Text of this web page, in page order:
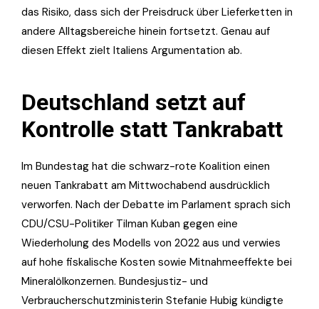
das Risiko, dass sich der Preisdruck über Lieferketten in
andere Alltagsbereiche hinein fortsetzt. Genau auf
diesen Effekt zielt Italiens Argumentation ab.
Deutschland setzt auf
Kontrolle statt Tankrabatt
Im Bundestag hat die schwarz-rote Koalition einen
neuen Tankrabatt am Mittwochabend ausdrücklich
verworfen. Nach der Debatte im Parlament sprach sich
CDU/CSU-Politiker Tilman Kuban gegen eine
Wiederholung des Modells von 2022 aus und verwies
auf hohe fiskalische Kosten sowie Mitnahmeeffekte bei
Mineralölkonzernen. Bundesjustiz- und
Verbraucherschutzministerin Stefanie Hubig kündigte